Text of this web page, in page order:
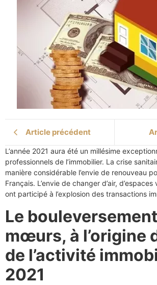
Article précédent
L’année 2021 aura été un millésime
professionnels de l’immobilier. La crise
manière considérable l’envie de renouveau
Français. L’envie de changer d’air,
ont participé à l’explosion des transactions
Le
mœurs, à l’origine
de l’activité
2021